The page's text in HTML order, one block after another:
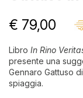
€ 79,00
Libro In Rino
presente una
Gennaro Gattuso
spiaggia.